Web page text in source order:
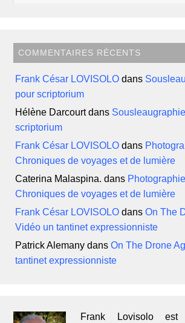
COMMENTAIRES RÉCENTS
Frank César LOVISOLO dans
pour scriptorium
Hélène Darcourtdans
scriptorium
Frank César LOVISOLO dans
Chroniques de voyages et de lumière
Caterina Malaspina. dans
Chroniques de voyages et de lumière
Frank César LOVISOLO dansOn The
Vidéo un tantinet expressionniste
Patrick Alemany dansOn The Drone
tantinet expressionniste
Frank Lovisolo est